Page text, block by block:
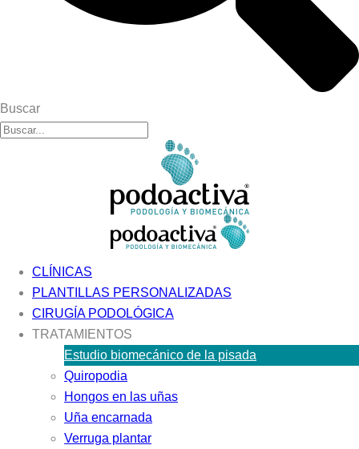
Buscar
CLÍNICAS
PLANTILLAS PERSONALIZADAS
CIRUGÍA PODOLÓGICA
TRATAMIENTOS
Estudio biomecánico de la pisada
Quiropodia
Hongos en las uñas
Uña encarnada
Verruga plantar